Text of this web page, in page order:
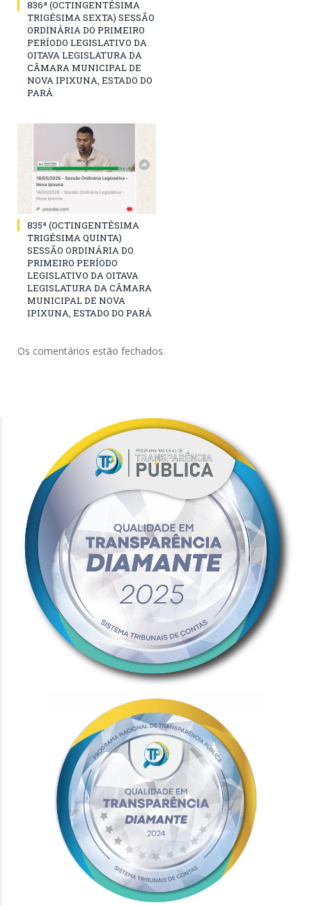
836ª (OCTINGENTÉSIMA
TRIGÉSIMA SEXTA) SESSÃO
ORDINÁRIA DO PRIMEIRO
PERÍODO LEGISLATIVO DA
OITAVA LEGISLATURA DA
CÂMARA MUNICIPAL DE
NOVA IPIXUNA, ESTADO DO
PARÁ
835ª (OCTINGENTÉSIMA
TRIGÉSIMA QUINTA)
SESSÃO ORDINÁRIA DO
PRIMEIRO PERÍODO
LEGISLATIVO DA OITAVA
LEGISLATURA DA CÂMARA
MUNICIPAL DE NOVA
IPIXUNA, ESTADO DO PARÁ
Os comentários estão fechados.